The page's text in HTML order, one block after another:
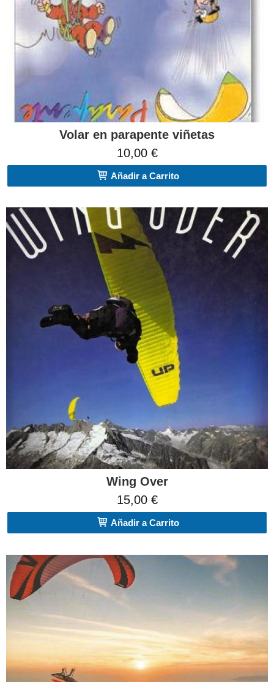
Volar en parapente viñetas
10,00 €
Añadir a Carrito
Wing Over
15,00 €
Añadir a Carrito